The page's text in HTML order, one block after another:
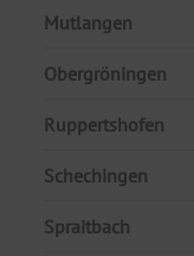
Mutlangen
Obergröningen
Ruppertshofen
Schechingen
Spraitbach